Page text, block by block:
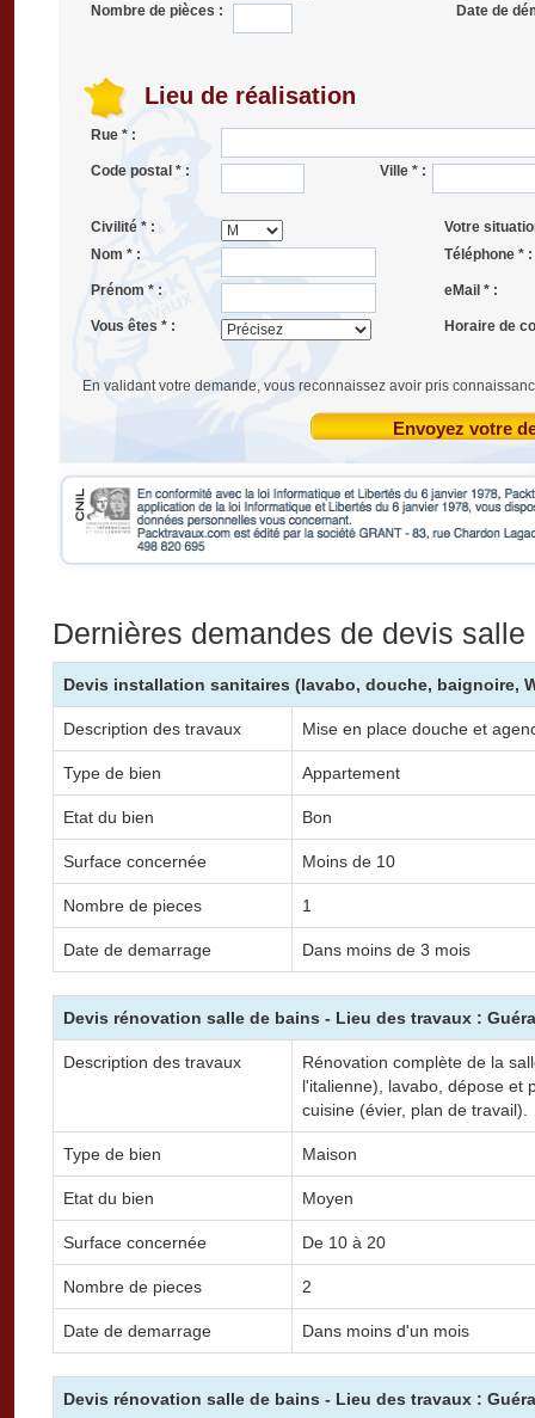
Nombre de pièces :
Date de
Lieu de réalisation
Rue * :
Code postal * : Ville * :
Civilité * :
Votre
Nom * :
Téléphone * :
Prénom * : eMail * :
Vous êtes * : Horaire de
En validant votre demande, vous reconnaissez avoir pris
Envoyez votre
Dernières demandes de devis
Devis installation sanitaires (lavabo, douche, baignoire,
Description des travaux Mise en place douche et
Type de bien Appartement
Etat du bien Bon
Surface concernée Moins de 10
Nombre de pieces 1
Date de demarrage Dans moins de 3 mois
Devis rénovation salle de bains - Lieu des travaux :
Description des travaux
Rénovation complète de la
l'italienne), lavabo, dépose et
cuisine (évier, plan de travail).
Type de bien Maison
Etat du bien Moyen
Surface concernée De 10 à 20
Nombre de pieces 2
Date de demarrage Dans moins d'un mois
Devis rénovation salle de bains - Lieu des travaux :